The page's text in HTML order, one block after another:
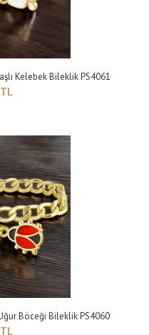
Yaprak Bileklik PS4178
TL
Rengi: beyazBileklik Modeli :
setler..
Kelebek Bileklik PS4061
Böceği Bileklik PS4060